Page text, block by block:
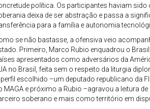
política. Os participantes haviam
deixa de ser abstração e passa a
para a família e autonomia
se não bastasse, a ofensiva veio
Primeiro, Marco Rubio enquadrou o
apresentados como adversários da
no Brasil, feita sem o respeito da liturgia
perfil escolhido –um deputado republicano da
MAGA e próximo a Rubio –agravou a leitura
soberano e mais como território em